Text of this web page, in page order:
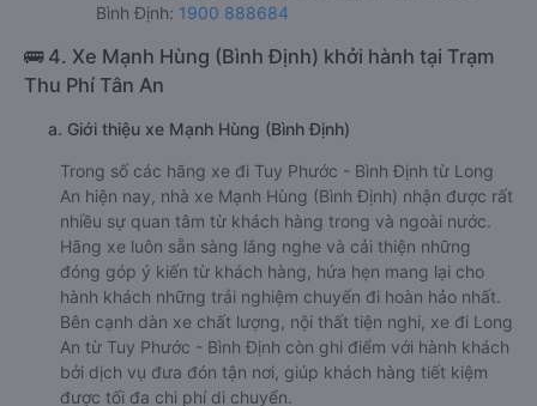
Bình Định: 1900 888684
🚌 4. Xe Mạnh Hùng (Bình Định) khởi hành tại Trạm
Thu Phí Tân An
a. Giới thiệu xe Mạnh Hùng (Bình Định)
Trong số các hãng xe đi Tuy Phước - Bình Định từ Long
An hiện nay, nhà xe Mạnh Hùng (Bình Định) nhận được rất
nhiều sự quan tâm từ khách hàng trong và ngoài nước.
Hãng xe luôn sẵn sàng lắng nghe và cải thiện những
đóng góp ý kiến từ khách hàng, hứa hẹn mang lại cho
hành khách những trải nghiệm chuyến đi hoàn hảo nhất.
Bên cạnh dàn xe chất lượng, nội thất tiện nghi, xe đi Long
An từ Tuy Phước - Bình Định còn ghi điểm với hành khách
bởi dịch vụ đưa đón tận nơi, giúp khách hàng tiết kiệm
được tối đa chi phí di chuyển.